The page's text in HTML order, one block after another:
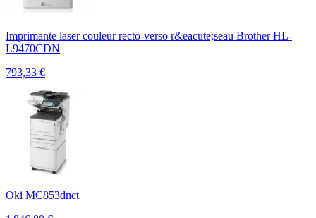
Imprimante laser couleur recto-verso r&eacute;seau Brother HL-
L9470CDN
793,33 €
Oki MC853dnct